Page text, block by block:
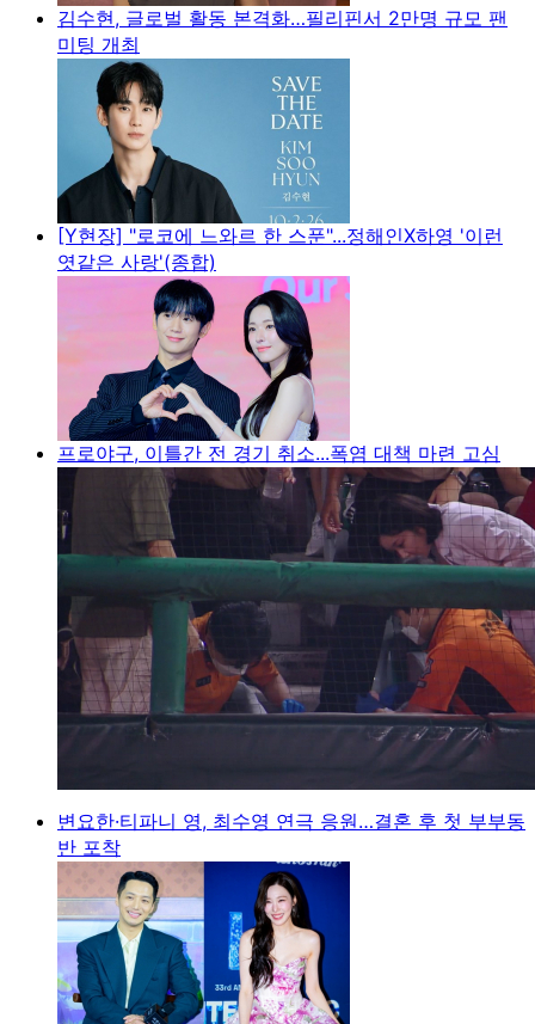
김수현, 글로벌 활동 본격화…필리핀서 2만명 규모 팬
미팅 개최
[Y현장] "로코에 느와르 한 스푼"...정해인X하영 '이런
엿같은 사랑'(종합)
프로야구, 이틀간 전 경기 취소...폭염 대책 마련 고심
변요한·티파니 영, 최수영 연극 응원…결혼 후 첫 부부동
반 포착